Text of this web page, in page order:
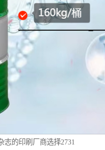
志的印刷厂商选择2731